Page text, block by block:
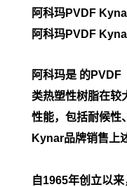
阿科玛PVDF
阿科玛PVDF
阿科玛是 的PVDF
类热塑性树脂在较
性能，包括耐候性
Kynar品牌销售上
自1965年创立以